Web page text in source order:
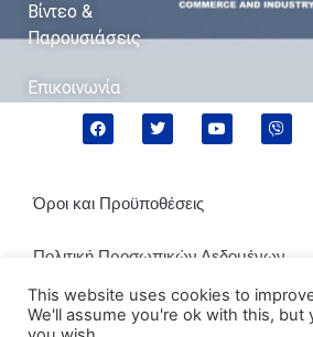
Βίντεο &
Παρουσιάσεις
Επικοινωνία
Όροι και Προϋποθέσεις
Πολιτική Προσωπικών Δεδομένων
Πολιτική Cookies
This website uses cookies to
We'll assume you're ok with this,